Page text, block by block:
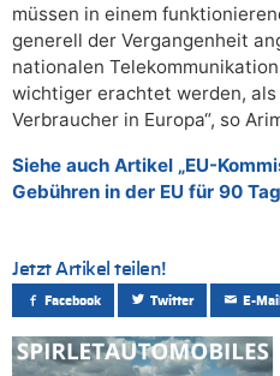
müssen in einem
generell der Vergangenheit
nationalen
wichtiger erachtet werden,
Verbraucher in Europa“, so
Siehe auch Artikel „EU-
Gebühren in der EU für 90
Jetzt Artikel teilen!
Facebook Twitter E-Mail